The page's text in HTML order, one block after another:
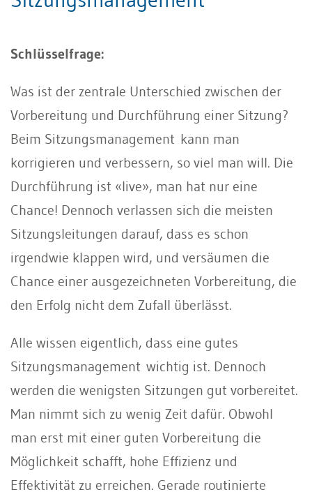
Schlüsselfrage:
Was ist der zentrale Unterschied zwischen der
Vorbereitung und Durchführung einer Sitzung?
Beim Sitzungsmanagement kann man
korrigieren und verbessern, so viel man will. Die
Durchführung ist «live», man hat nur eine
Chance! Dennoch verlassen sich die meisten
Sitzungsleitungen darauf, dass es schon
irgendwie klappen wird, und versäumen die
Chance einer ausgezeichneten Vorbereitung, die
den Erfolg nicht dem Zufall überlässt.
Alle wissen eigentlich, dass eine gutes
Sitzungsmanagement wichtig ist. Dennoch
werden die wenigsten Sitzungen gut vorbereitet.
Man nimmt sich zu wenig Zeit dafür. Obwohl
man erst mit einer guten Vorbereitung die
Möglichkeit schafft, hohe Effizienz und
Effektivität zu erreichen. Gerade routinierte